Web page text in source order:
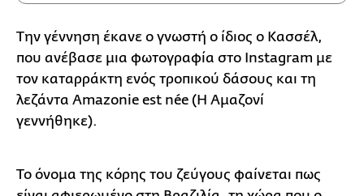
Την γέννηση έκανε ο γνωστή ο ίδιος ο Κασσέλ,
που ανέβασε μια φωτογραφία στο Instagram με
τον καταρράκτη ενός τροπικού δάσους και τη
λεζάντα Amazonie est née (Η Αμαζονί
γεννήθηκε).
Το όνομα της κόρης του ζεύγους φαίνεται πως